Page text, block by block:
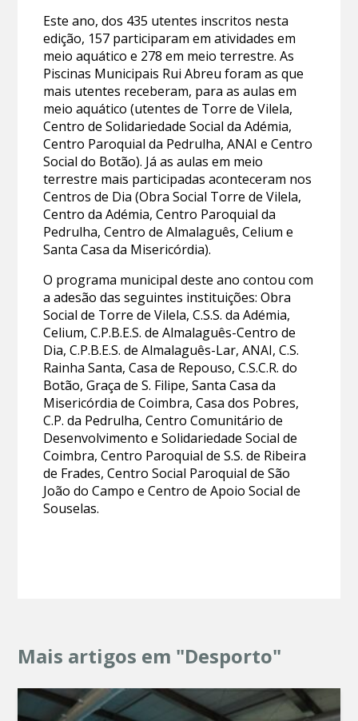
Este ano, dos 435 utentes inscritos nesta
edição, 157 participaram em atividades em
meio aquático e 278 em meio terrestre. As
Piscinas Municipais Rui Abreu foram as que
mais utentes receberam, para as aulas em
meio aquático (utentes de Torre de Vilela,
Centro de Solidariedade Social da Adémia,
Centro Paroquial da Pedrulha, ANAI e Centro
Social do Botão). Já as aulas em meio
terrestre mais participadas aconteceram nos
Centros de Dia (Obra Social Torre de Vilela,
Centro da Adémia, Centro Paroquial da
Pedrulha, Centro de Almalaguês, Celium e
Santa Casa da Misericórdia).
O programa municipal deste ano contou com
a adesão das seguintes instituições: Obra
Social de Torre de Vilela, C.S.S. da Adémia,
Celium, C.P.B.E.S. de Almalaguês-Centro de
Dia, C.P.B.E.S. de Almalaguês-Lar, ANAI, C.S.
Rainha Santa, Casa de Repouso, C.S.C.R. do
Botão, Graça de S. Filipe, Santa Casa da
Misericórdia de Coimbra, Casa dos Pobres,
C.P. da Pedrulha, Centro Comunitário de
Desenvolvimento e Solidariedade Social de
Coimbra, Centro Paroquial de S.S. de Ribeira
de Frades, Centro Social Paroquial de São
João do Campo e Centro de Apoio Social de
Souselas.
Mais artigos em "Desporto"